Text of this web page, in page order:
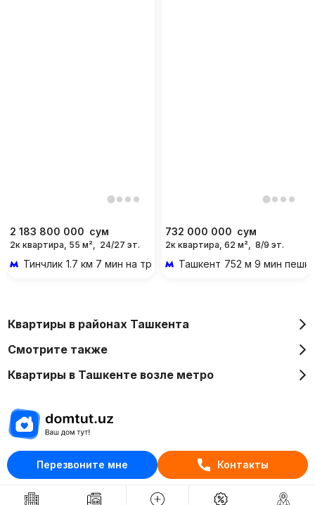
Перезвоните мне Контакты
2 183 800 000 сум
2к квартира, 55 м², 24/27 эт.
Тинчлик 1.7 км 7 мин на транспорте
732 000 000 сум
2к квартира, 62 м², 8/9 эт.
Ташкент 752 м 9 мин
Квартиры в районах Ташкента
Смотрите также
Квартиры в Ташкенте возле метро
Отдел рекламы
+998 (78) 113-20-86
+998 (93) 390-30-10